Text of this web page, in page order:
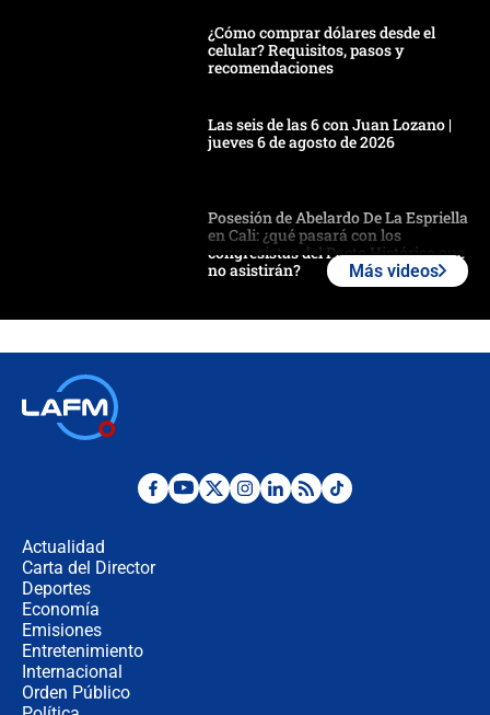
¿Cómo comprar dólares desde el
celular? Requisitos, pasos y
recomendaciones
Las seis de las 6 con Juan Lozano |
jueves 6 de agosto de 2026
Posesión de Abelardo De La Espriella
en Cali: ¿qué pasará con los
congresistas del Pacto Histórico que
no asistirán?
crece el pulso por la elección del
¿Por qué De la Espriella gobernará
Más videos
Actualidad
Carta del Director
Deportes
Economía
Emisiones
Entretenimiento
Internacional
Orden Público